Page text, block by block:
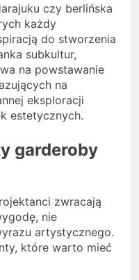
czy berlińska
każdy
do stworzenia
subkultur,
na powstawanie
na
eksploracji
estetycznych.
garderoby
zwracają
nie
artystycznego.
które warto mieć